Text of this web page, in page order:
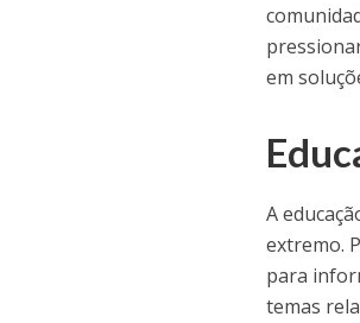
em
A
extremo.
para
temas